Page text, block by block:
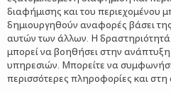
διαφήμισης και του περιεχομένου
δημιουργηθούν αναφορές βάσει
αυτών των άλλων. Η
μπορεί να βοηθήσει στην
υπηρεσιών. Μπορείτε να
περισσότερες πληροφορίες και